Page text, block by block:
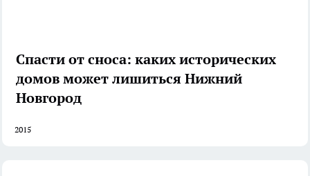
Спасти от сноса: каких исторических
домов может лишиться Нижний
Новгород
2015